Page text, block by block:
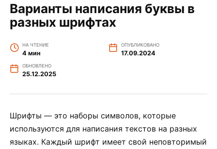
Варианты написания буквы в
разных шрифтах
НА ЧТЕНИЕ
4 мин
ОПУБЛИКОВАНО
17.09.2024
ОБНОВЛЕНО
25.12.2025
Шрифты — это наборы символов, которые
используются для написания текстов на разных
языках. Каждый шрифт имеет свой неповторимый